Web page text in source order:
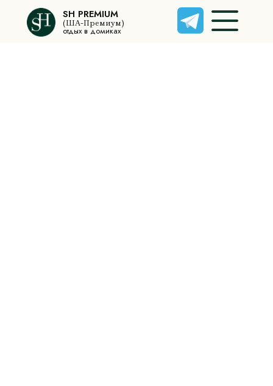
SH PREMIUM
отдых в домиках
(ША-Премиум)